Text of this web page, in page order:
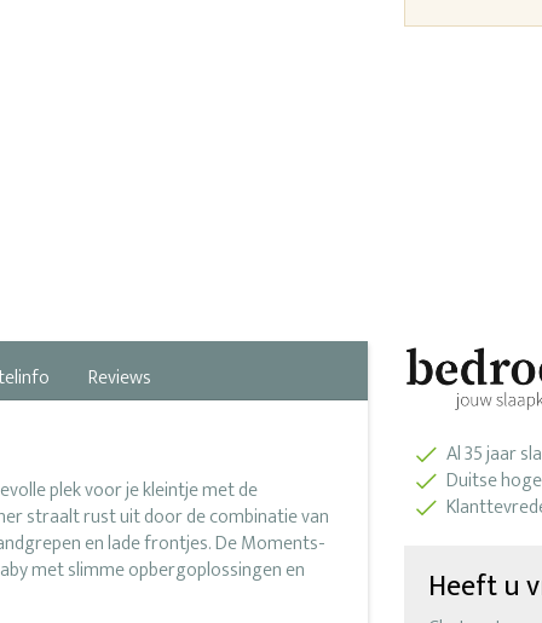
Reviews
plek voor je kleintje met de
straalt rust uit door de combinatie van
en lade frontjes. De Moments-
met slimme opbergoplossingen en
Al 35 jaar
Duitse
Heeft u